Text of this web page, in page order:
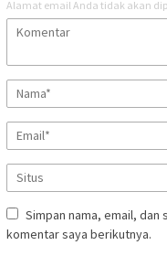
Alamat email Anda tidak akan
Simpan nama, email,
komentar saya berikutnya.